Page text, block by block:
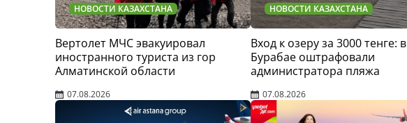
НОВОСТИ КАЗАХСТАНА
Вертолет МЧС эвакуировал
иностранного туриста из гор
Алматинской области
07.08.2026
НОВОСТИ КАЗАХСТАНА
Вход к озеру за 3000 тенге: в
Бурабае оштрафовали
администратора пляжа
07.08.2026